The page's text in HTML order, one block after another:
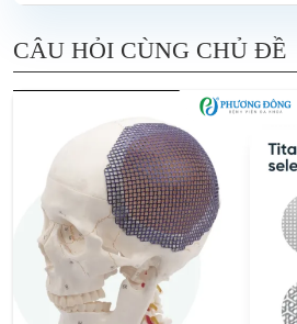
CÂU HỎI CÙNG CHỦ ĐỀ